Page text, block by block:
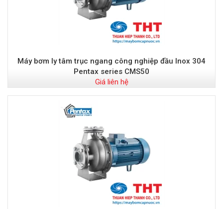
Máy bơm ly tâm trục ngang công nghiệp đầu Inox 304
Pentax series CMS50
Giá liên hệ